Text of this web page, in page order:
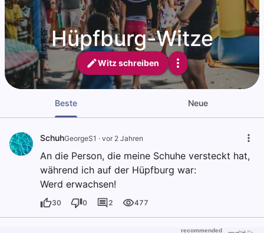
Hüpfburg-Witze
Witz schreiben
Beste Neue
SchuhGeorgeS1 · vor 2 Jahren
An die Person, die meine Schuhe versteckt hat,
während ich auf der Hüpfburg war:
Werd erwachsen!
30 0 2 477